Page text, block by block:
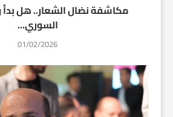
مكاشفة نضال الشعار.. هل بدأ
السوري...
01/02/2026